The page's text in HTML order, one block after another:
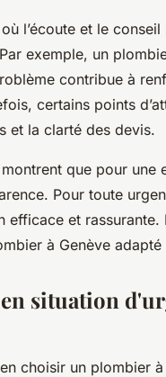
l’écoute et le conseil
exemple, un
contribue à
certains points
et la clarté des devis.
que pour une
Pour toute
et rassurante.
à Genève
situation
choisir un plombier